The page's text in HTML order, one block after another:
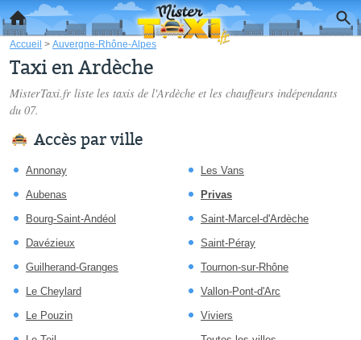
Accueil > Auvergne-Rhône-Alpes
Taxi en Ardèche
MisterTaxi.fr liste les taxis de l'Ardèche et les chauffeurs indépendants
du 07.
Accès par ville
Annonay
Aubenas
Bourg-Saint-Andéol
Davézieux
Guilherand-Granges
Le Cheylard
Le Pouzin
Les Vans
Privas
Saint-Marcel-d'Ardèche
Saint-Péray
Tournon-sur-Rhône
Vallon-Pont-d'Arc
Viviers